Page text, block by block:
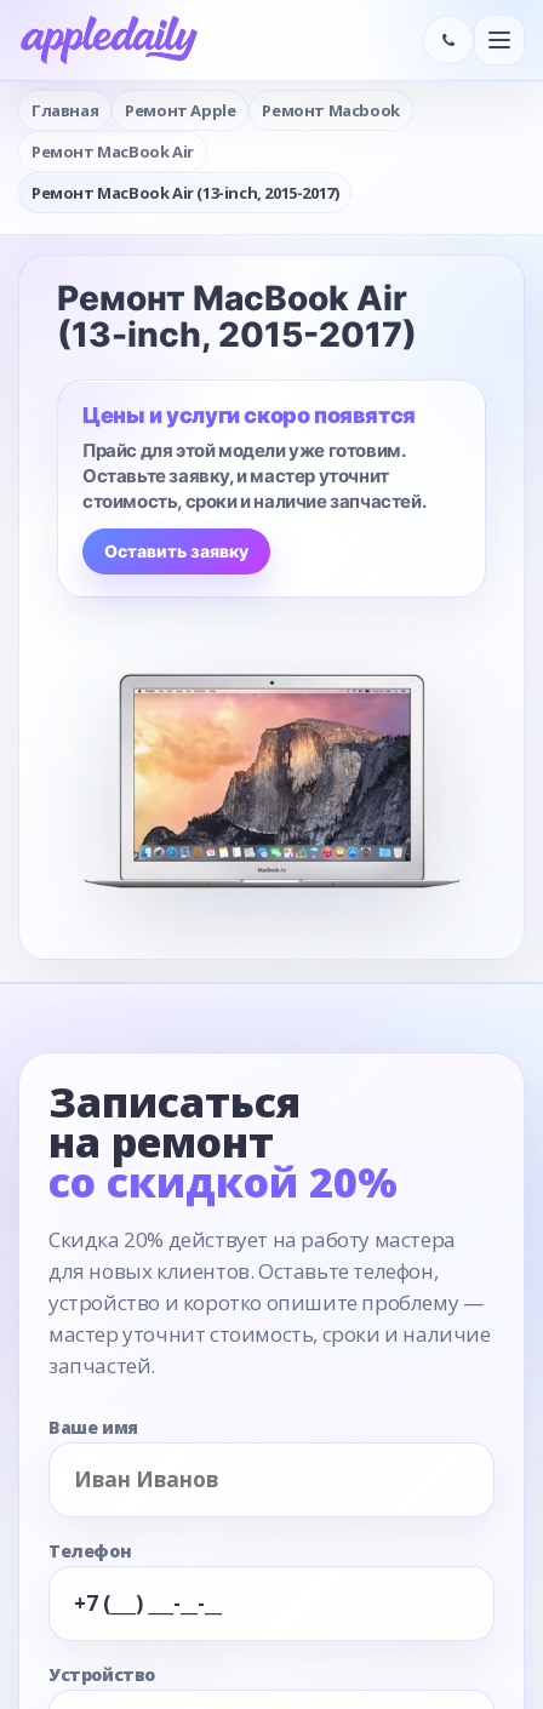
Главная Ремонт Apple
Ремонт Macbook
Ремонт MacBook Air
Ремонт MacBook Air (13-inch, 2015-2017)
Ремонт MacBook Air
(13-inch, 2015-2017)
Цены и услуги скоро появятся
Прайс для этой модели уже готовим.
Оставьте заявку, и мастер уточнит
стоимость, сроки и наличие запчастей.
Оставить заявку
Записаться
на ремонт
со скидкой 20%
Скидка 20% действует на работу мастера
для новых клиентов. Оставьте телефон,
устройство и коротко опишите проблему —
мастер уточнит стоимость, сроки и наличие
запчастей.
Ваше имя
Телефон
Устройство